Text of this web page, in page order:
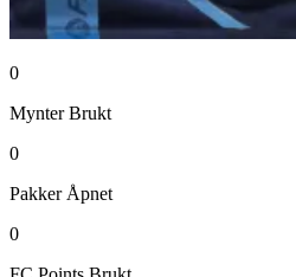
0
Mynter Brukt
0
Pakker Åpnet
0